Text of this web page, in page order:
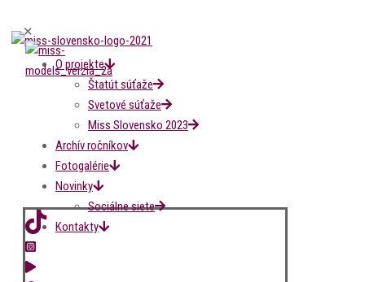
✕
O projekte
Štatút súťaže
Svetové súťaže
Miss Slovensko 2023
Archív ročníkov
Fotogalérie
Novinky
Sociálne siete
Kontakty